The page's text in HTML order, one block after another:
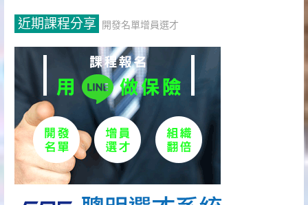
近期課程分享 開發名單增員選才